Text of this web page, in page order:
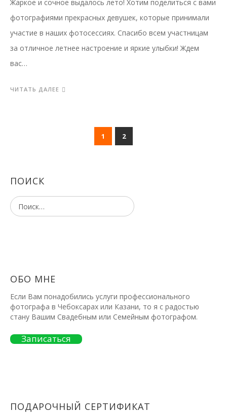
Жаркое и сочное выдалось лето! Хотим поделиться с вами
фотографиями прекрасных девушек, которые принимали
участие в наших фотосессиях. Спасибо всем участницам
за отличное летнее настроение и яркие улыбки! Ждем
вас…
ЧИТАТЬ ДАЛЕЕ
1 2
ПОИСК
ОБО МНЕ
Если Вам понадобились услуги профессионального
фотографа в Чебоксарах или Казани, то я с радостью
стану Вашим Свадебным или Семейным фотографом.
Записаться
ПОДАРОЧНЫЙ СЕРТИФИКАТ